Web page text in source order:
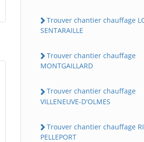
Trouver chantier chauffage
SENTARAILLE
Trouver chantier chauffage
MONTGAILLARD
Trouver chantier chauffage
VILLENEUVE-D'OLMES
Trouver chantier chauffage
PELLEPORT